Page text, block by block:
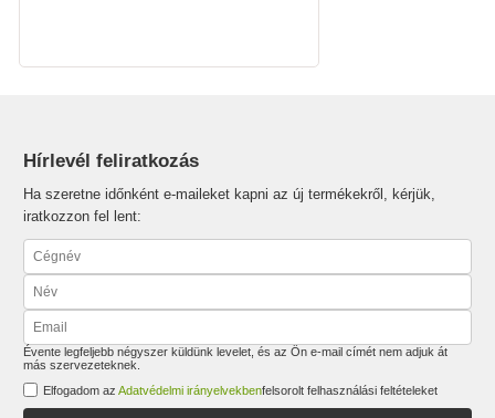
Hírlevél feliratkozás
Ha szeretne időnként e-maileket kapni az új termékekről, kérjük,
iratkozzon fel lent:
Évente legfeljebb négyszer küldünk levelet, és az Ön e-mail címét nem adjuk át
más szervezeteknek.
Elfogadom azAdatvédelmi irányelvekbenfelsorolt felhasználási feltételeket